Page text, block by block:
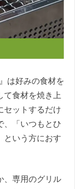
は好みの食材を
て食材を焼き上
セットするだけ
、「いつもとひ
という方におす
、専用のグリル